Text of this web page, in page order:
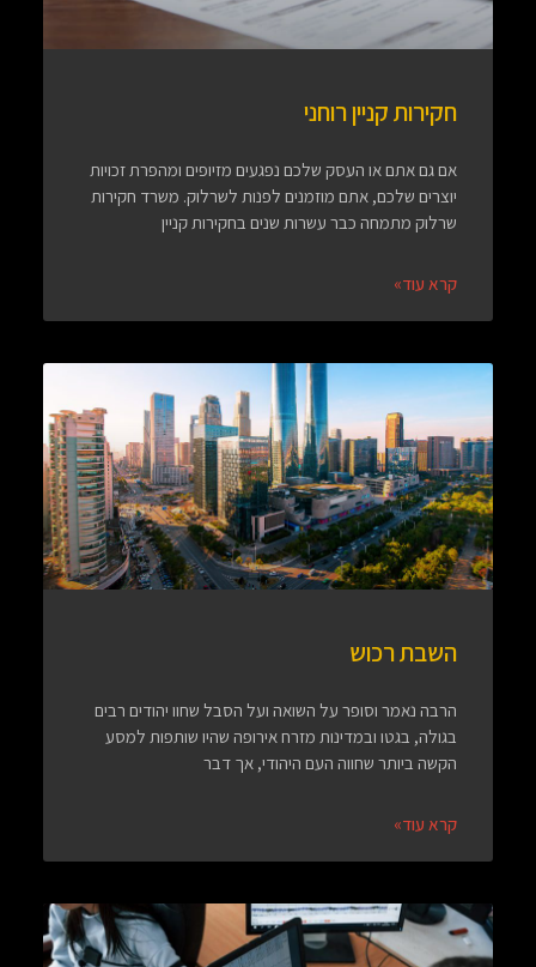
חקירות קניין רוחני
אם גם אתם או העסק שלכם נפגעים מזיופים ומהפרת זכויות
יוצרים שלכם, אתם מוזמנים לפנות לשרלוק. משרד חקירות
שרלוק מתמחה כבר עשרות שנים בחקירות קניין
קרא עוד»
השבת רכוש
הרבה נאמר וסופר על השואה ועל הסבל שחוו יהודים רבים
בגולה, בגטו ובמדינות מזרח אירופה שהיו שותפות למסע
הקשה ביותר שחווה העם היהודי, אך דבר
קרא עוד»